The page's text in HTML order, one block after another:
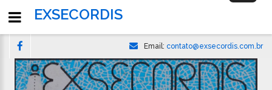
Email: contato@exsecordis.com.br
EXSECORDIS